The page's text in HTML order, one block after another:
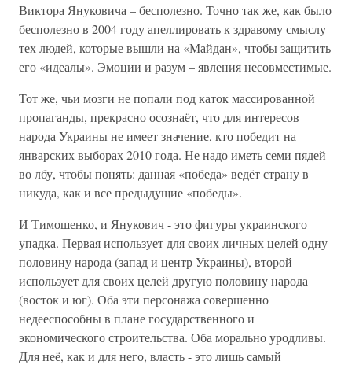
Виктора Януковича – бесполезно. Точно так же, как было
бесполезно в 2004 году апеллировать к здравому смыслу
тех людей, которые вышли на «Майдан», чтобы защитить
его «идеалы». Эмоции и разум – явления несовместимые.
Тот же, чьи мозги не попали под каток массированной
пропаганды, прекрасно осознаёт, что для интересов
народа Украины не имеет значение, кто победит на
январских выборах 2010 года. Не надо иметь семи пядей
во лбу, чтобы понять: данная «победа» ведёт страну в
никуда, как и все предыдущие «победы».
И Тимошенко, и Янукович - это фигуры украинского
упадка. Первая использует для своих личных целей одну
половину народа (запад и центр Украины), второй
использует для своих целей другую половину народа
(восток и юг). Оба эти персонажа совершенно
недееспособны в плане государственного и
экономического строительства. Оба морально уродливы.
Для неё, как и для него, власть - это лишь самый